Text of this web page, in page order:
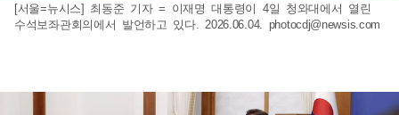
[서울=뉴시스] 최동준 기자 = 이재명 대통령이 4일 청와대에서 열린
수석보좌관회의에서 발언하고 있다. 2026.06.04. photocdj@newsis.com